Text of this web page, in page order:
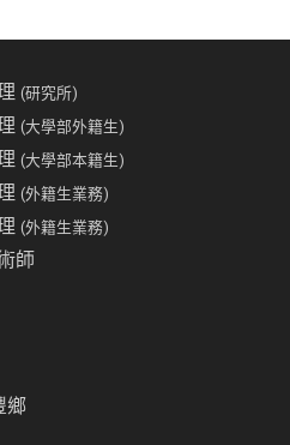
(研究所)
(大學部外籍生)
(大學部本籍生)
(外籍生業務)
(外籍生業務)
師
鄉